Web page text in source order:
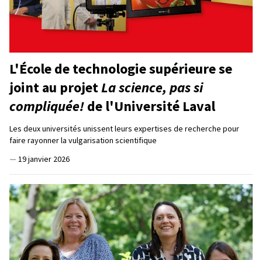
L'École de technologie supérieure se
joint au projetLa science, pas si
compliquée!de l'Université Laval
Les deux universités unissent leurs expertises de recherche pour
faire rayonner la vulgarisation scientifique
— 19 janvier 2026